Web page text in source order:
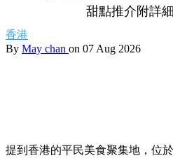
甜點推介附詳
香港
By May chan on 07 Aug 2026
提到香港的平民美食聚集地，位